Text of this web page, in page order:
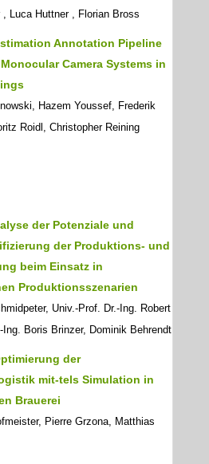
, Luca Huttner , Florian Bross
Annotation Pipeline
Camera Systems in
Hazem Youssef, Frederik
Roidl, Christopher Reining
der Potenziale und
der Produktions- und
beim Einsatz in
Produktionsszenarien
Univ.-Prof. Dr.-Ing. Robert
Boris Brinzer, Dominik Behrendt
der
mit-tels Simulation in
Brauerei
Pierre Grzona, Matthias